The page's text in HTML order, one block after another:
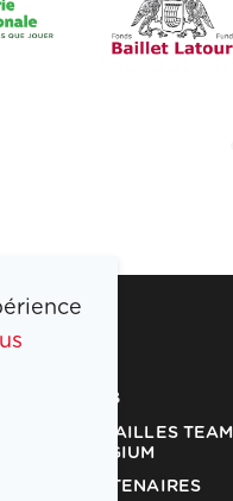
COIB
MÉDAILLES TEAM
BELGIUM
PARTENAIRES